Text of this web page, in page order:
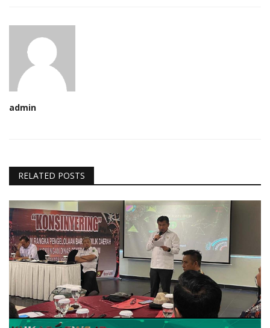
admin
RELATED POSTS